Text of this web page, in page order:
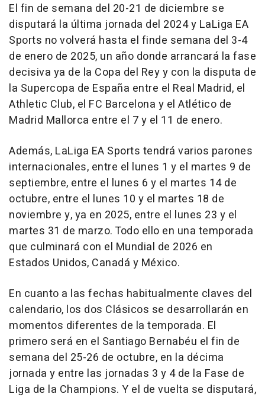
El fin de semana del 20-21 de diciembre se
disputará la última jornada del 2024 y LaLiga EA
Sports no volverá hasta el finde semana del 3-4
de enero de 2025, un año donde arrancará la fase
decisiva ya de la Copa del Rey y con la disputa de
la Supercopa de España entre el Real Madrid, el
Athletic Club, el FC Barcelona y el Atlético de
Madrid Mallorca entre el 7 y el 11 de enero.
Además, LaLiga EA Sports tendrá varios parones
internacionales, entre el lunes 1 y el martes 9 de
septiembre, entre el lunes 6 y el martes 14 de
octubre, entre el lunes 10 y el martes 18 de
noviembre y, ya en 2025, entre el lunes 23 y el
martes 31 de marzo. Todo ello en una temporada
que culminará con el Mundial de 2026 en
Estados Unidos, Canadá y México.
En cuanto a las fechas habitualmente claves del
calendario, los dos Clásicos se desarrollarán en
momentos diferentes de la temporada. El
primero será en el Santiago Bernabéu el fin de
semana del 25-26 de octubre, en la décima
jornada y entre las jornadas 3 y 4 de la Fase de
Liga de la Champions. Y el de vuelta se disputará,